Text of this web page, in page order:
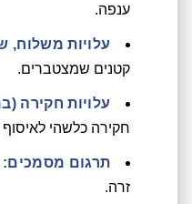
ענפה.
עלויות משלוח,
קטנים שמצטברים.
עלויות חקירה
חקירה כלשהי לאיסוף
תרגום מסמכים:
זרה.